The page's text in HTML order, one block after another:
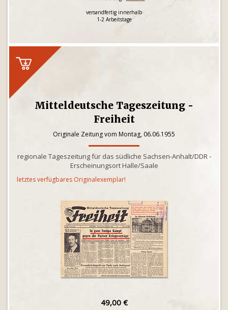
versandfertig innerhalb
1-2 Arbeitstage
Mitteldeutsche Tageszeitung -
Freiheit
Originale Zeitung vom Montag, 06.06.1955
regionale Tageszeitung für das südliche Sachsen-Anhalt/DDR -
Erscheinungsort Halle/Saale
letztes verfügbares Originalexemplar!
49,00 €